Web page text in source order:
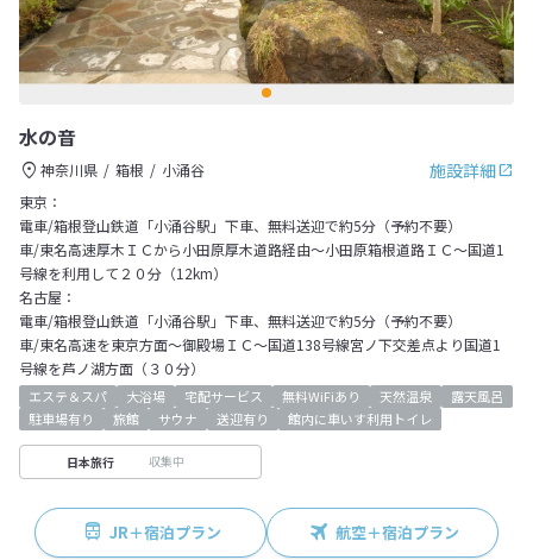
水の音
施設詳細
神奈川県 箱根
小涌谷
東京：
電車/箱根登山鉄道「小涌谷駅」下車、無料送迎で約5分（予約不要）
車/東名高速厚木ＩＣから小田原厚木道路経由～小田原箱根道路ＩＣ～国道1
号線を利用して２０分（12km）
名古屋：
電車/箱根登山鉄道「小涌谷駅」下車、無料送迎で約5分（予約不要）
車/東名高速を東京方面～御殿場ＩＣ～国道138号線宮ノ下交差点より国道1
号線を芦ノ湖方面（３０分）
エステ＆スパ 大浴場 宅配サービス 無料WiFiあり 天然温泉
露天風呂
駐車場有り
旅館 サウナ 送迎有り 館内に車いす利用トイレ
日本旅行 収集中
JR＋宿泊プラン 航空＋宿泊プラン